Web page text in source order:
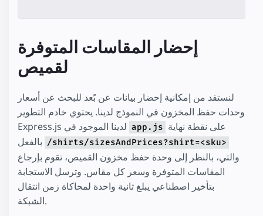
إحضار المقاسات المتوفرة
لقميص
لنستفد من إمكانية إحضار بيانات عن بًعد للبحث عن أسعار
وحدات حفظ المخزون في النموذج لدينا. يحتوي خادم التطوير
app.js
/shirts/sizesAndPrices?shirt=<sku>
والتي، بالنظر إلى وحدة حفظ مخزون القميص، تقوم بإرجاع
المقاسات المتوفرة وسعر كل مقاس. وترسل الاستجابة
بتأخير اصطناعي يبلغ ثانية واحدة لمحاكاة زمن انتقال
الشبكة.